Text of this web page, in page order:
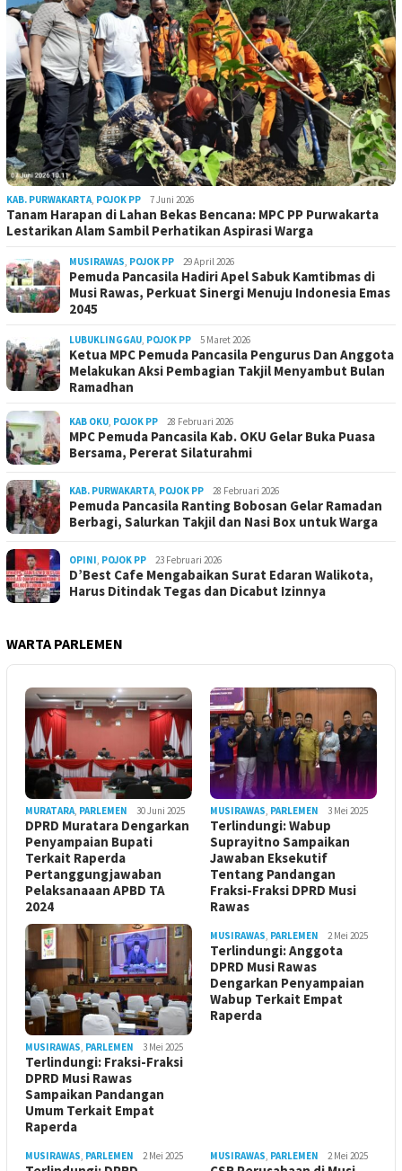
KAB. PURWAKARTA, POJOK PP 7 Juni 2026
Tanam Harapan di Lahan Bekas Bencana: MPC PP Purwakarta
Lestarikan Alam Sambil Perhatikan Aspirasi Warga
MUSIRAWAS, POJOK PP 29 April 2026
Pemuda Pancasila Hadiri Apel Sabuk Kamtibmas di
Musi Rawas, Perkuat Sinergi Menuju Indonesia Emas
2045
LUBUKLINGGAU, POJOK PP 5 Maret 2026
Ketua MPC Pemuda Pancasila Pengurus Dan Anggota
Melakukan Aksi Pembagian Takjil Menyambut Bulan
Ramadhan
KAB OKU, POJOK PP 28 Februari 2026
MPC Pemuda Pancasila Kab. OKU Gelar Buka Puasa
Bersama, Pererat Silaturahmi
KAB. PURWAKARTA, POJOK PP 28 Februari 2026
Pemuda Pancasila Ranting Bobosan Gelar Ramadan
Berbagi, Salurkan Takjil dan Nasi Box untuk Warga
OPINI, POJOK PP 23 Februari 2026
D’Best Cafe Mengabaikan Surat Edaran Walikota,
Harus Ditindak Tegas dan Dicabut Izinnya
WARTA PARLEMEN
MURATARA, PARLEMEN 30 Juni 2025
DPRD Muratara Dengarkan
Penyampaian Bupati
Terkait Raperda
Pertanggungjawaban
Pelaksanaaan APBD TA
2024
MUSIRAWAS, PARLEMEN 3 Mei 2025
Terlindungi: Wabup
Suprayitno Sampaikan
Jawaban Eksekutif
Tentang Pandangan
Fraksi-Fraksi DPRD Musi
Rawas
MUSIRAWAS, PARLEMEN 3 Mei 2025
Terlindungi: Fraksi-Fraksi
DPRD Musi Rawas
Sampaikan Pandangan
Umum Terkait Empat
Raperda
MUSIRAWAS, PARLEMEN 2 Mei 2025
Terlindungi: Anggota
DPRD Musi Rawas
Dengarkan Penyampaian
Wabup Terkait Empat
Raperda
MUSIRAWAS, PARLEMEN 2 Mei 2025 MUSIRAWAS, PARLEMEN 2 Mei 2025